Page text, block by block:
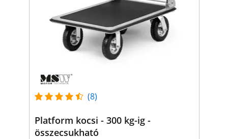
(8)
Platform kocsi - 300 kg-ig -
összecsukható